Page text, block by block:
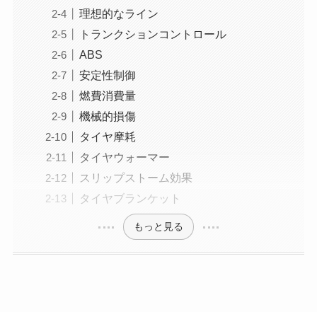
理想的なライン
トランクションコントロール
ABS
安定性制御
燃費消費量
機械的損傷
タイヤ摩耗
タイヤウォーマー
スリップストーム効果
タイヤブランケット
もっと見る